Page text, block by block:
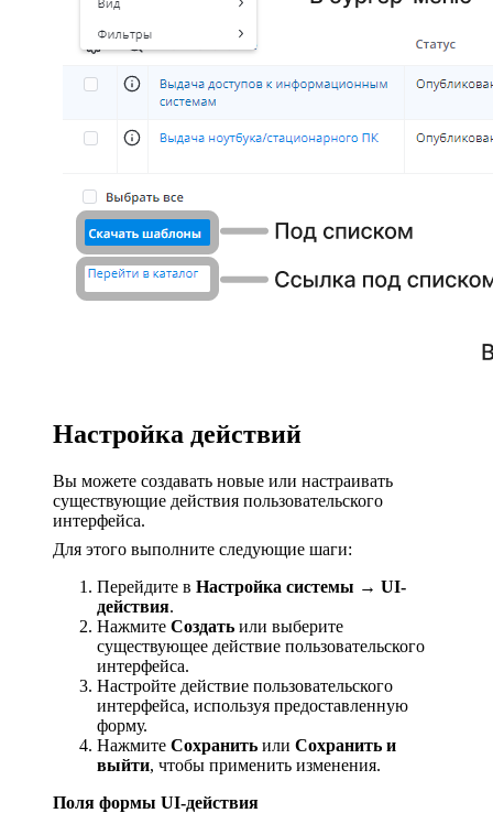
Настройка действий
Вы можете создавать новые или настраивать
существующие действия пользовательского
интерфейса.
Для этого выполните следующие шаги:
Перейдите в Настройка системы → UI-
действия.
Нажмите Создать или выберите
существующее действие пользовательского
интерфейса.
Настройте действие пользовательского
интерфейса, используя предоставленную
форму.
Нажмите Сохранить или Сохранить и
выйти, чтобы применить изменения.
Поля формы UI-действия